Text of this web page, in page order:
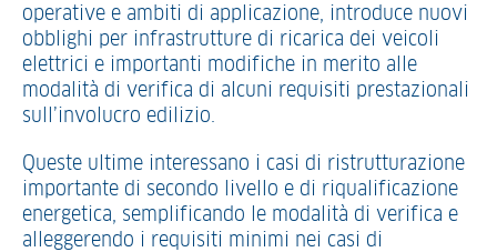
operative e ambiti di applicazione, introduce nuovi
obblighi per infrastrutture di ricarica dei veicoli
elettrici e importanti modifiche in merito alle
modalità di verifica di alcuni requisiti prestazionali
sull’involucro edilizio.
Queste ultime interessano i casi di ristrutturazione
importante di secondo livello e di riqualificazione
energetica, semplificando le modalità di verifica e
alleggerendo i requisiti minimi nei casi di